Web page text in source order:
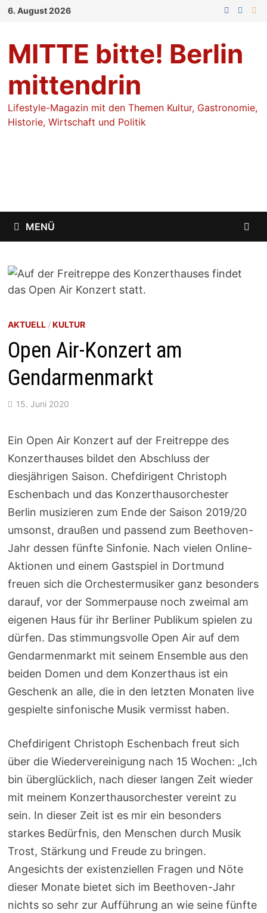
Zum
6. August 2026
MITTE bitte! Berlin
mittendrin
Lifestyle-Magazin mit den Themen Kultur, Gastronomie,
Historie, Wirtschaft und Politik
MENÜ
AKTUELL/KULTUR
Open Air-Konzert am
Gendarmenmarkt
15. Juni 2020
Ein Open Air Konzert auf der Freitreppe des
Konzerthauses bildet den Abschluss der
diesjährigen Saison. Chefdirigent Christoph
Eschenbach und das Konzerthausorchester
Berlin musizieren zum Ende der Saison 2019/20
umsonst, draußen und passend zum Beethoven-
Jahr dessen fünfte Sinfonie. Nach vielen Online-
Aktionen und einem Gastspiel in Dortmund
freuen sich die Orchestermusiker ganz besonders
darauf, vor der Sommerpause noch zweimal am
eigenen Haus für ihr Berliner Publikum spielen zu
dürfen. Das stimmungsvolle Open Air auf dem
Gendarmenmarkt mit seinem Ensemble aus den
beiden Domen und dem Konzerthaus ist ein
Geschenk an alle, die in den letzten Monaten live
gespielte sinfonische Musik vermisst haben.
Chefdirigent Christoph Eschenbach freut sich
über die Wiedervereinigung nach 15 Wochen: „Ich
bin überglücklich, nach dieser langen Zeit wieder
mit meinem Konzerthausorchester vereint zu
sein. In dieser Zeit ist es mir ein besonders
starkes Bedürfnis, den Menschen durch Musik
Trost, Stärkung und Freude zu bringen.
Angesichts der existenziellen Fragen und Nöte
dieser Monate bietet sich im Beethoven-Jahr
nichts so sehr zur Aufführung an wie seine fünfte